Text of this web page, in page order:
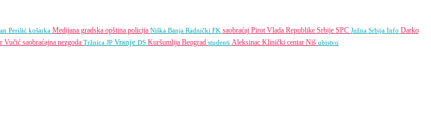
Perišić košarka Medijana gradska opština policija Niška Banja Radnički FK saobraćaj PirotVlada Republike Srbije SPC Južna Srbija Info Darko
Vučić saobraćajna nezgoda Tržnica JP Vranje DS Kuršumlija Beograd studenti Aleksinac Klinički centar Niš ubistvo